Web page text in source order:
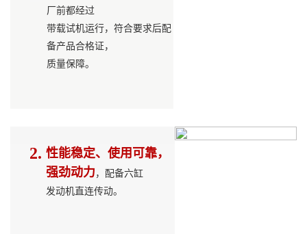
厂前都经过
带载试机运行，符合要求后配
备产品合格证，
质量保障。
2. 性能稳定、使用可靠，
强劲动力 ，配备六缸
发动机直连传动。